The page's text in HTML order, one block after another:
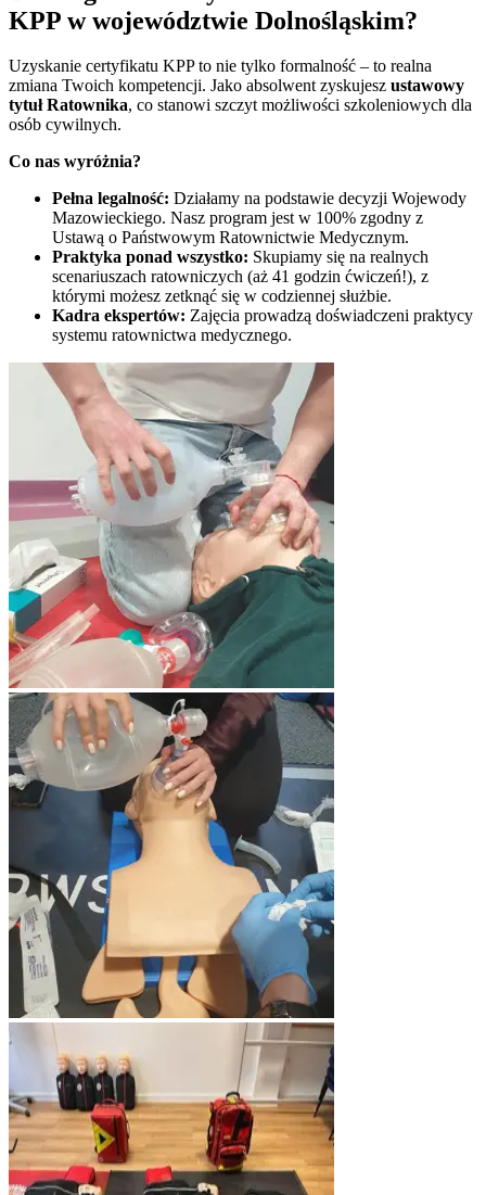
KPP wwojewództwie Dolnośląskim?
Uzyskanie certyfikatu KPP to nie tylko formalność – to realna
zmiana Twoich kompetencji. Jako absolwent zyskujesz ustawowy
tytuł Ratownika, co stanowi szczyt możliwości szkoleniowych dla
osób cywilnych.
Co nas wyróżnia?
Pełna legalność: Działamy na podstawie decyzji Wojewody
Mazowieckiego. Nasz program jest w 100% zgodny z
Ustawą o Państwowym Ratownictwie Medycznym.
Praktyka ponad wszystko: Skupiamy się na realnych
scenariuszach ratowniczych (aż 41 godzin ćwiczeń!), z
którymi możesz zetknąć się w codziennej służbie.
Kadra ekspertów: Zajęcia prowadzą doświadczeni praktycy
systemu ratownictwa medycznego.